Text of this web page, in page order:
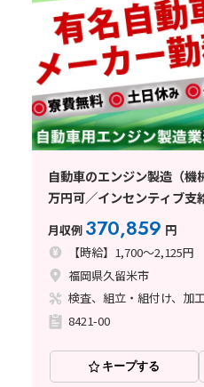
自動車のエンジン製造（
万円可／インセンティブ支
月収例 370,859 円
【時給】1,700～2,125円
福岡県久留米市
8421-00
キープする